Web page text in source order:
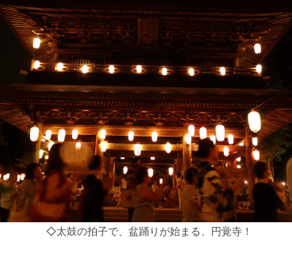
◇太鼓の拍子で、盆踊りが始まる、円覚寺！